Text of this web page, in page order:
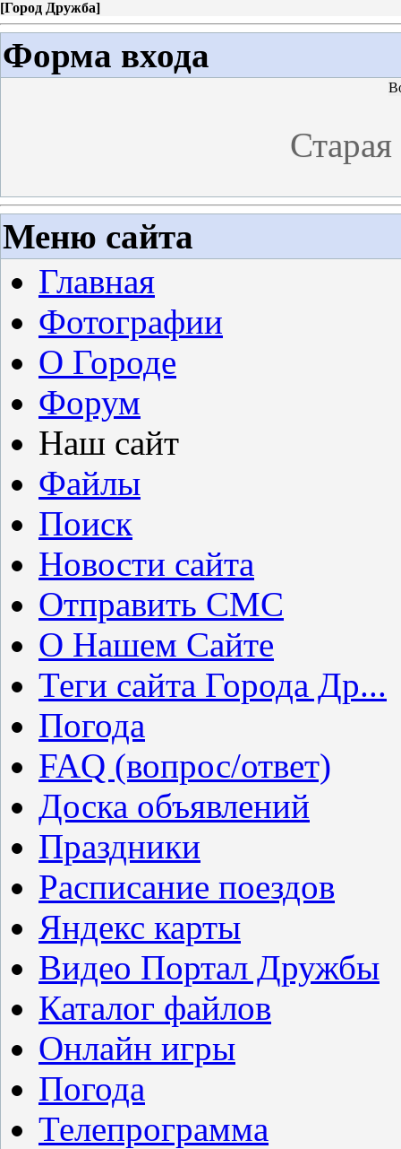
[Город Дружба]
Форма входа
Меню сайта
Главная
Фотографии
О Городе
Форум
Наш сайт
Файлы
Поиск
Новости сайта
Отправить СМС
О Нашем Сайте
Теги сайта Города Др...
Погода
FAQ (вопрос/ответ)
Доска объявлений
Праздники
Расписание поездов
Яндекс карты
Видео Портал Дружбы
Каталог файлов
Онлайн игры
Погода
Телепрограмма